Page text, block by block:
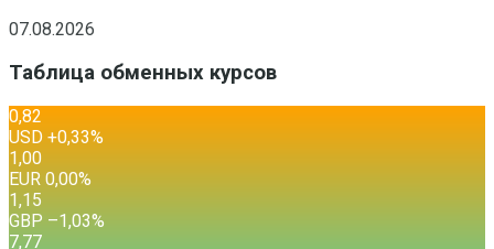
07.08.2026
Таблица обменных курсов
0,82
USD +0,33%
1,00
EUR 0,00%
1,15
GBP –1,03%
7,77